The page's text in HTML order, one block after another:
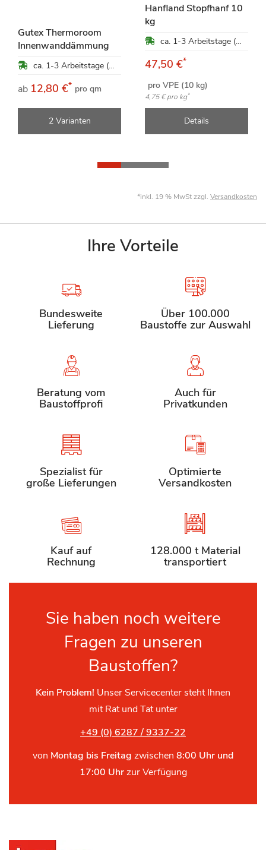
Gutex Thermoroom
Innenwanddämmung
ca. 1-3 Arbeitstage (Mo-Fr)
ab 12,80 €* pro qm
2 Varianten
Hanfland Stopfhanf 10
kg
ca. 1-3 Arbeitstage (Mo-Fr)
47,50 €*
pro VPE (10 kg)
4,75 €pro kg*
Details
*inkl. 19 % MwSt zzgl. Versandkosten
Ihre Vorteile
Bundesweite
Lieferung
Über 100.000
Baustoffe zur Auswahl
Beratung vom
Baustoffprofi
Auch für
Privatkunden
Spezialist für
große Lieferungen
Optimierte
Versandkosten
Kauf auf
Rechnung
128.000 t Material
transportiert
Sie haben noch weitere
Fragen zu unseren
Baustoffen?
Kein Problem! Unser Servicecenter steht Ihnen
mit Rat und Tat unter
+49 (0) 6287 / 9337-22
von Montag bis Freitag zwischen 8:00 Uhr und
17:00 Uhrzur Verfügung